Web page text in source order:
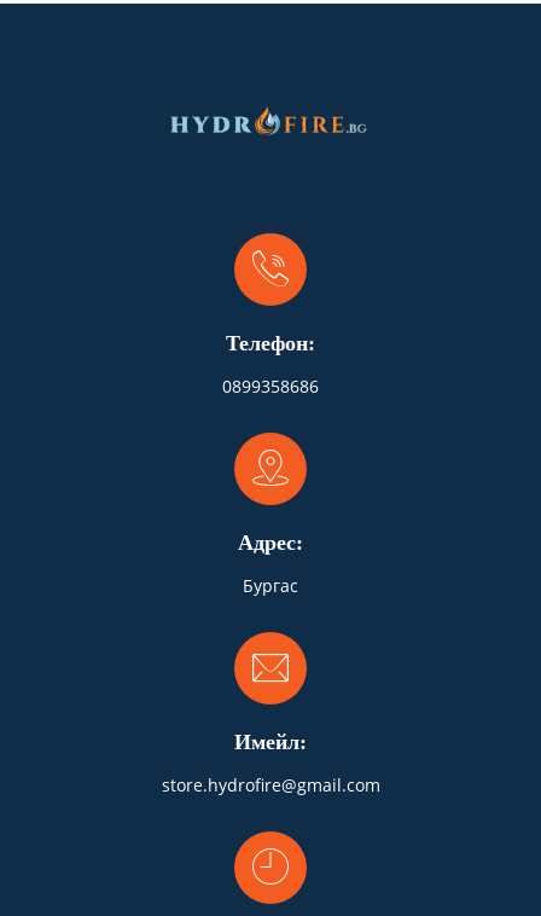
Телефон:
0899358686
Адрес:
Бургас
Имейл:
store.hydrofire@gmail.com